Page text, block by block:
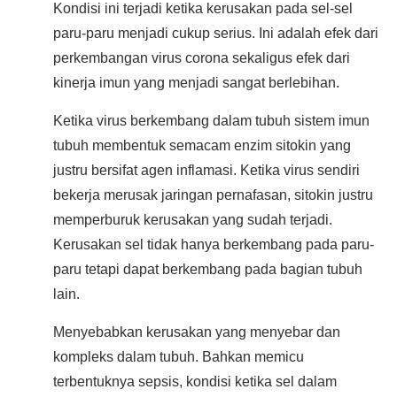
Kondisi ini terjadi ketika kerusakan pada sel-sel
paru-paru menjadi cukup serius. Ini adalah efek dari
perkembangan virus corona sekaligus efek dari
kinerja imun yang menjadi sangat berlebihan.
Ketika virus berkembang dalam tubuh sistem imun
tubuh membentuk semacam enzim sitokin yang
justru bersifat agen inflamasi. Ketika virus sendiri
bekerja merusak jaringan pernafasan, sitokin justru
memperburuk kerusakan yang sudah terjadi.
Kerusakan sel tidak hanya berkembang pada paru-
paru tetapi dapat berkembang pada bagian tubuh
lain.
Menyebabkan kerusakan yang menyebar dan
kompleks dalam tubuh. Bahkan memicu
terbentuknya sepsis, kondisi ketika sel dalam